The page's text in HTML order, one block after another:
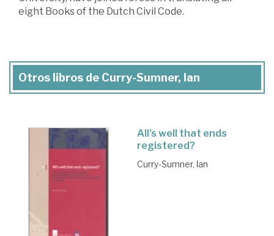
eight Books of the Dutch Civil Code.
Otros libros de Curry-Sumner, Ian
All's well that ends
registered?
Curry-Sumner, Ian